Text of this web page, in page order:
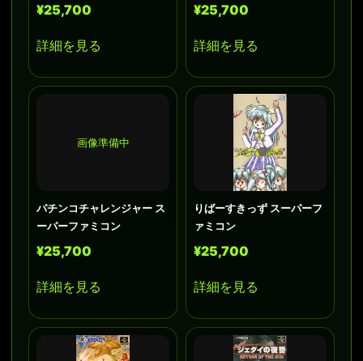
¥25,700
詳細を見る
¥25,700
詳細を見る
画像準備中
パチンコチャレンジャー ス
ーパーファミコン
¥25,700
詳細を見る
りばーすきっず スーパーフ
ァミコン
¥25,700
詳細を見る